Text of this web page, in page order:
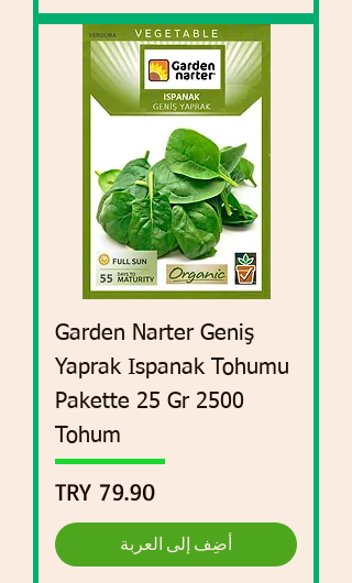
Garden Narter Geniş
Yaprak Ispanak Tohumu
Pakette 25 Gr 2500
Tohum
السعر
أضِف إلى العربة